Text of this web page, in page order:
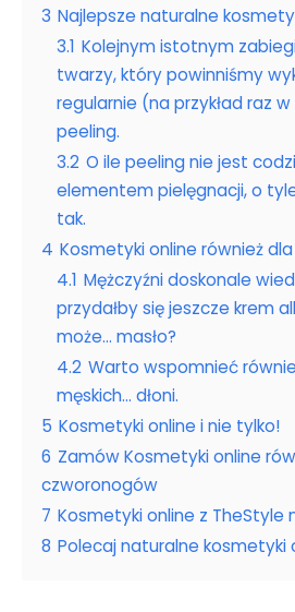
3 Najlepsze naturalne
3.1 Kolejnym istotnym
twarzy, który powinniśmy
regularnie (na przykład raz
peeling.
3.2 O ile peeling nie jest
elementem pielęgnacji, o
tak.
4 Kosmetyki online również
4.1 Mężczyźni doskonale
przydałby się jeszcze krem
może… masło?
4.2 Warto wspomnieć
męskich… dłoni.
5 Kosmetyki online i nie tylko!
6 Zamów Kosmetyki online
czworonogów
7 Kosmetyki online z TheStyle
8 Polecaj naturalne kosmetyki